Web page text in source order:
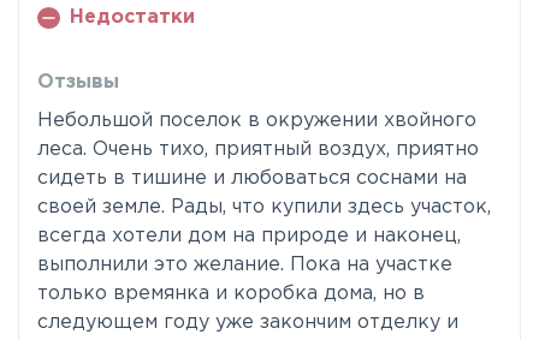
Недостатки
Отзывы
Небольшой поселок в окружении хвойного
леса. Очень тихо, приятный воздух, приятно
сидеть в тишине и любоваться соснами на
своей земле. Рады, что купили здесь участок,
всегда хотели дом на природе и наконец,
выполнили это желание. Пока на участке
только времянка и коробка дома, но в
следующем году уже закончим отделку и